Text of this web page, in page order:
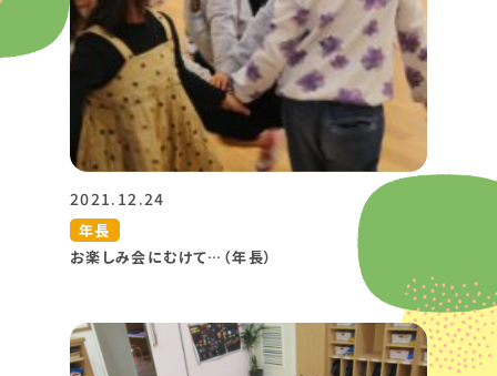
2021.12.24
年長
お楽しみ会にむけて…（年長）